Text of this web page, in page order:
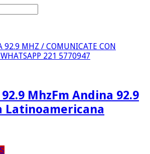
92.9 MHZ / COMUNICATE CON
WHATSAPP 221 5770947
Fm Andina 92.9
Latinoamericana